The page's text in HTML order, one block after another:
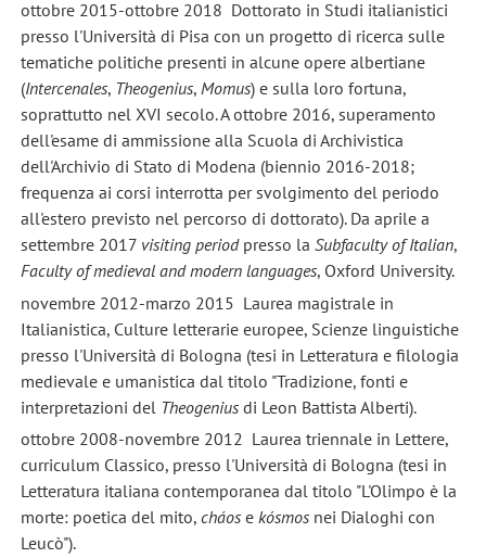
ottobre 2015-ottobre 2018 Dottorato in Studi italianistici
presso l'Università di Pisa con un progetto di ricerca sulle
tematiche politiche presenti in alcune opere albertiane
(Intercenales, Theogenius, Momus) e sulla loro fortuna,
soprattutto nel XVI secolo. A ottobre 2016, superamento
dell'esame di ammissione alla Scuola di Archivistica
dell'Archivio di Stato di Modena (biennio 2016-2018;
frequenza ai corsi interrotta per svolgimento del periodo
all'estero previsto nel percorso di dottorato). Da aprile a
settembre 2017 visiting period presso la Subfaculty of Italian,
Faculty of medieval and modern languages, Oxford University.
novembre 2012-marzo 2015 Laurea magistrale in
Italianistica, Culture letterarie europee, Scienze linguistiche
presso l'Università di Bologna (tesi in Letteratura e filologia
medievale e umanistica dal titolo "Tradizione, fonti e
interpretazioni del Theogeniusdi Leon Battista Alberti).
ottobre 2008-novembre 2012 Laurea triennale in Lettere,
curriculum Classico, presso l'Università di Bologna (tesi in
Letteratura italiana contemporanea dal titolo "L'Olimpo è la
morte: poetica del mito, cháose kósmosnei Dialoghi con
Leucò").